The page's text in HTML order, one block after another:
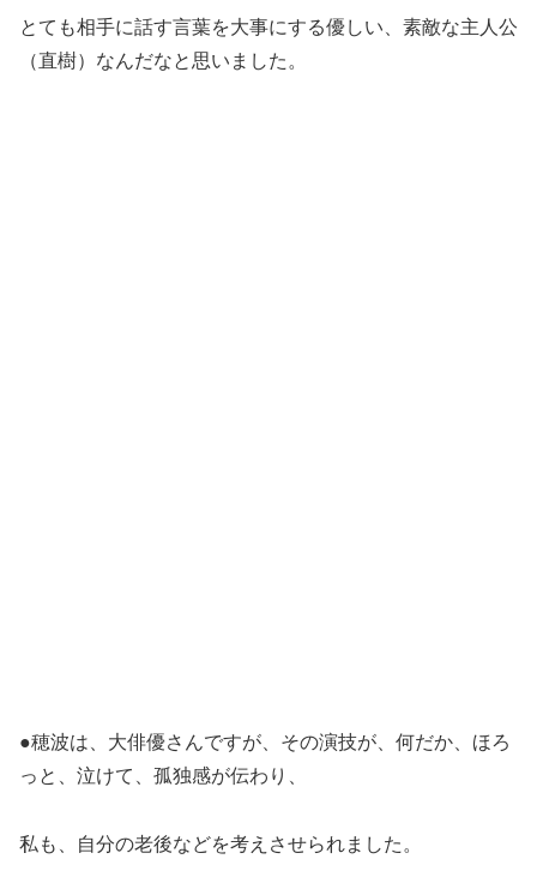
とても相手に話す言葉を大事にする優しい、素敵な主人公
（直樹）なんだなと思いました。
●穂波は、大俳優さんですが、その演技が、何だか、ほろ
っと、泣けて、孤独感が伝わり、
私も、自分の老後などを考えさせられました。